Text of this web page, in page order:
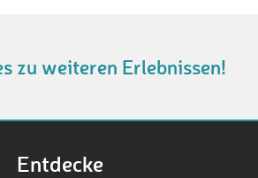
zu weiteren Erlebnissen!
Entdecke